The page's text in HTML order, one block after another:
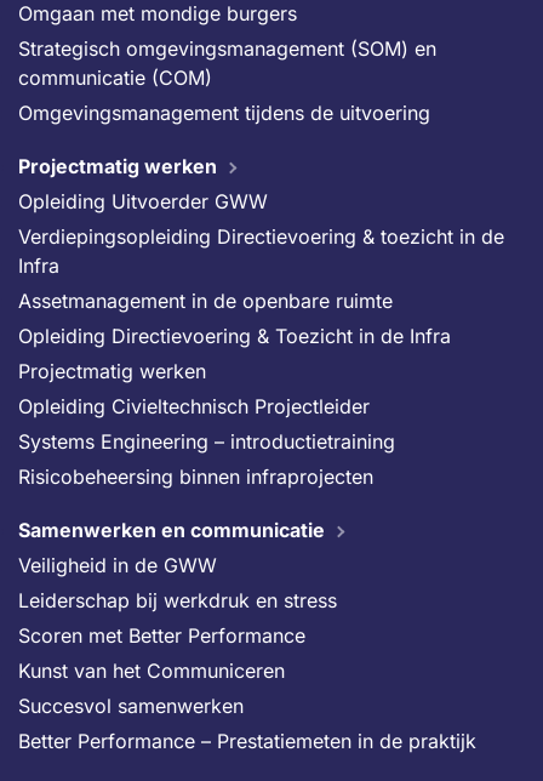
Omgaan met mondige burgers
Strategisch omgevingsmanagement (SOM) en
communicatie (COM)
Omgevingsmanagement tijdens de uitvoering
Projectmatig werken
Opleiding Uitvoerder GWW
Verdiepingsopleiding Directievoering & toezicht in de
Infra
Assetmanagement in de openbare ruimte
Opleiding Directievoering & Toezicht in de Infra
Projectmatig werken
Opleiding Civieltechnisch Projectleider
Systems Engineering – introductietraining
Risicobeheersing binnen infraprojecten
Samenwerken en communicatie
Veiligheid in de GWW
Leiderschap bij werkdruk en stress
Scoren met Better Performance
Kunst van het Communiceren
Succesvol samenwerken
Better Performance – Prestatiemeten in de praktijk